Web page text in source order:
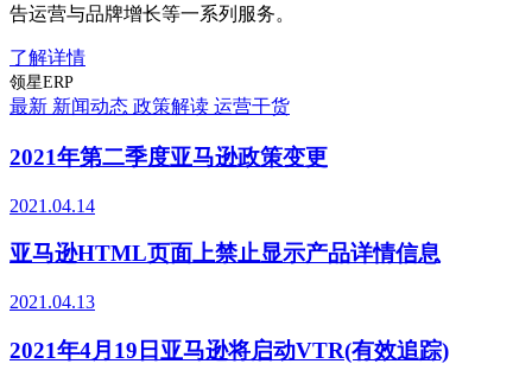
告运营与品牌增长等一系列服务。
了解详情
领星ERP
最新 新闻动态 政策解读 运营干货
2021年第二季度亚马逊政策变更
2021.04.14
亚马逊HTML页面上禁止显示产品详情信息
2021.04.13
2021年4月19日亚马逊将启动VTR(有效追踪)